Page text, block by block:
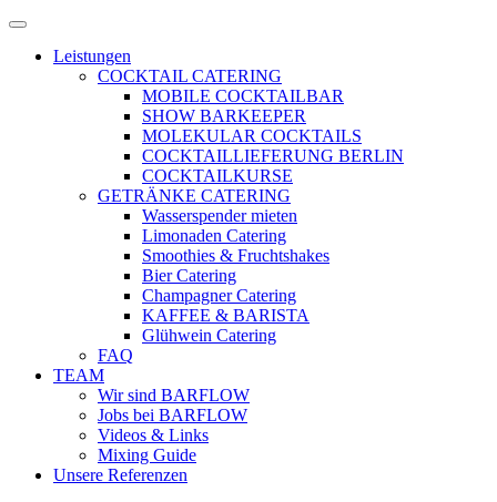
Zum
springen
Menü
öffnenLeistungen
COCKTAIL CATERING
MOBILE COCKTAILBAR
SHOW BARKEEPER
MOLEKULAR COCKTAILS
COCKTAILLIEFERUNG BERLIN
COCKTAILKURSE
GETRÄNKE CATERING
Wasserspender mieten
Limonaden Catering
Smoothies & Fruchtshakes
Bier Catering
Champagner Catering
KAFFEE & BARISTA
Glühwein Catering
FAQ
TEAM
Wir sind BARFLOW
Jobs bei BARFLOW
Videos & Links
Mixing Guide
Unsere Referenzen